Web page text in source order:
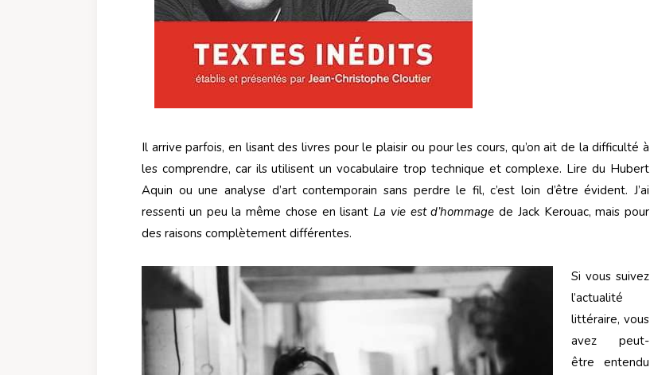
Il arrive parfois, en lisant des livres pour le plaisir ou pour les cours, qu’on ait de la difficulté à
les comprendre, car ils utilisent un vocabulaire trop technique et complexe. Lire du Hubert
Aquin ou une analyse d’art contemporain sans perdre le fil, c’est loin d’être évident. J’ai
ressenti un peu la même chose en lisant La vie est d’hommage de Jack Kerouac, mais pour
des raisons complètement différentes.
Si vous suivez
l’actualité
littéraire, vous
avez peut-
être entendu